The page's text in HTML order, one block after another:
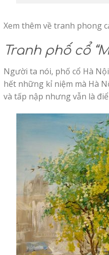
Xem thêm về tranh phong
Tranh phố cổ
Người ta nói, phố cổ Hà
hết những kỉ niệm mà Hà
và tấp nập nhưng vẫn là